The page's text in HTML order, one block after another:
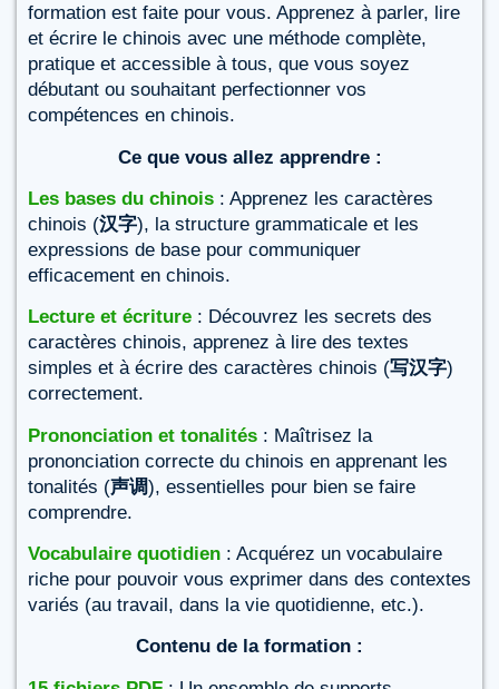
formation est faite pour vous. Apprenez à parler, lire
et écrire le chinois avec une méthode complète,
pratique et accessible à tous, que vous soyez
débutant ou souhaitant perfectionner vos
compétences en chinois.
Ce que vous allez apprendre :
Les bases du chinois : Apprenez les caractères
chinois (汉字), la structure grammaticale et les
expressions de base pour communiquer
efficacement en chinois.
Lecture et écriture : Découvrez les secrets des
caractères chinois, apprenez à lire des textes
simples et à écrire des caractères chinois (写汉字)
correctement.
Prononciation et tonalités : Maîtrisez la
prononciation correcte du chinois en apprenant les
tonalités (声调), essentielles pour bien se faire
comprendre.
Vocabulaire quotidien : Acquérez un vocabulaire
riche pour pouvoir vous exprimer dans des contextes
variés (au travail, dans la vie quotidienne, etc.).
Contenu de la formation :